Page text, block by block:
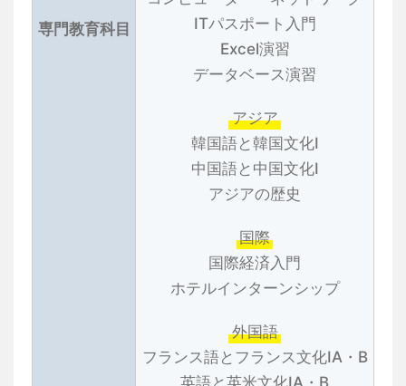
専門教育科目
ITパスポート入門
Excel演習
データベース演習
アジア
韓国語と韓国文化Ⅰ
中国語と中国文化Ⅰ
アジアの歴史
国際
国際経済入門
ホテルインターンシップ
外国語
フランス語とフランス文化ⅠA・B
英語と英米文化ⅠA・B